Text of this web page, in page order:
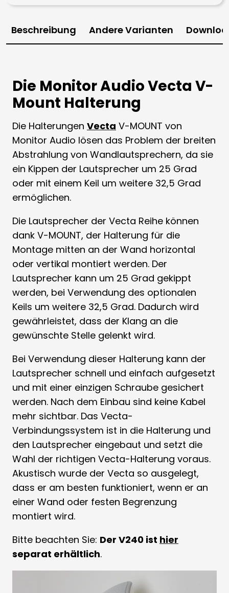
Beschreibung Andere Varianten
Die Monitor Audio Vecta V-
Mount Halterung
Die Halterungen Vecta V-MOUNT von
Monitor Audio lösen das Problem der breiten
Abstrahlung von Wandlautsprechern, da sie
ein Kippen der Lautsprecher um 25 Grad
oder mit einem Keil um weitere 32,5 Grad
ermöglichen.
Die Lautsprecher der Vecta Reihe können
dank V-MOUNT, der Halterung für die
Montage mitten an der Wand horizontal
oder vertikal montiert werden. Der
Lautsprecher kann um 25 Grad gekippt
werden, bei Verwendung des optionalen
Keils um weitere 32,5 Grad. Dadurch wird
gewährleistet, dass der Klang an die
gewünschte Stelle gelenkt wird.
Bei Verwendung dieser Halterung kann der
Lautsprecher schnell und einfach aufgesetzt
und mit einer einzigen Schraube gesichert
werden. Nach dem Einbau sind keine Kabel
mehr sichtbar. Das Vecta-
Verbindungssystem ist in die Halterung und
den Lautsprecher eingebaut und setzt die
Wahl der richtigen Vecta-Halterung voraus.
Akustisch wurde der Vecta so ausgelegt,
dass er am besten funktioniert, wenn er an
einer Wand oder festen Begrenzung
montiert wird.
Bitte beachten Sie: Der V240 ist hier
separat erhältlich.